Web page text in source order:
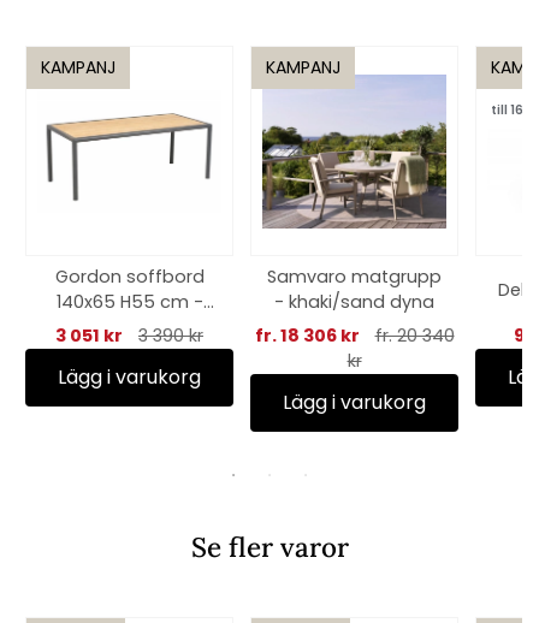
KAMPANJ
Gordon soffbord
140x65 H55 cm -
antracit/teak
3 051 kr 3 390 kr
Lägg i varukorg
KAMPANJ
Samvaro matgrupp
- khaki/sand dyna
fr. 18 306 kr
fr. 20 340
kr
Lägg i varukorg
till 16/8
Se fler varor